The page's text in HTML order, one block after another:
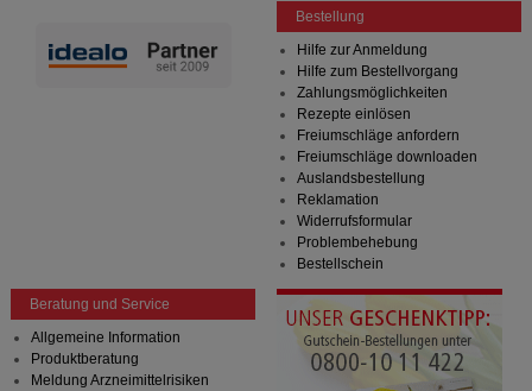
Bestellung
Hilfe zur Anmeldung
Hilfe zum Bestellvorgang
Zahlungsmöglichkeiten
Rezepte einlösen
Freiumschläge anfordern
Freiumschläge downloaden
Auslandsbestellung
Reklamation
Widerrufsformular
Problembehebung
Bestellschein
Beratung und Service
Allgemeine Information
Produktberatung
Meldung Arzneimittelrisiken